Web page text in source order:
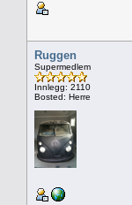
Ruggen
Supermedlem
Innlegg: 2110
Bosted: Herre